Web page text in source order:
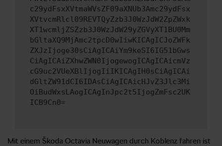
c29ydFsxXVtmaWVsZF09aXNUb3Amc29ydFsx
XVtvcmRlcl09REVTQyZzb3J0WzJdW2ZpZWxk
XT1wcmljZSZzb3J0WzJdW29yZGVyXT1BU0Mm
bGltaXQ9MjAmc2tpcD0wIiwKICAgICJoZWFk
ZXJzIjoge30sCiAgICAiYm9keSI6IG51bGws
CiAgICAiZXhwZWN0IjogewogICAgICAicmVz
cG9uc2VUeXBlIjogIiIKICAgIH0sCiAgICAi
dGltZW91dCI6IDAsCiAgICAicHJvZ3Jlc3Mi
OiBudWxsLAogICAgInJpc2t5IjogZmFsc2UK
ICB9Cn0=
Mit einem Škoda Octavia Neuwagen durch Koblenz fahren ist